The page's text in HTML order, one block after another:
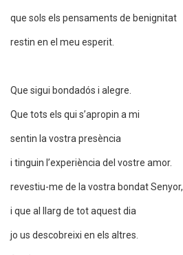
que sols els pensaments de benignitat
restin en el meu esperit.
Que sigui bondadós i alegre.
Que tots els qui s’apropin a mi
sentin la vostra presència
i tinguin l’experiència del vostre amor.
revestiu-me de la vostra bondat Senyor,
i que al llarg de tot aquest dia
jo us descobreixi en els altres.